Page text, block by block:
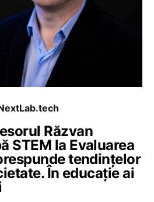
Răzvan
STEM la Evaluarea
tendințelor
În educație ai